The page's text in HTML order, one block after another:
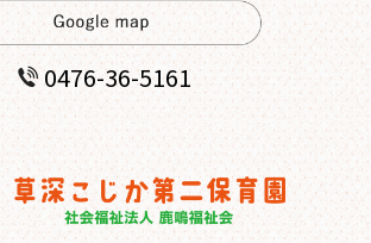
0476-36-5161